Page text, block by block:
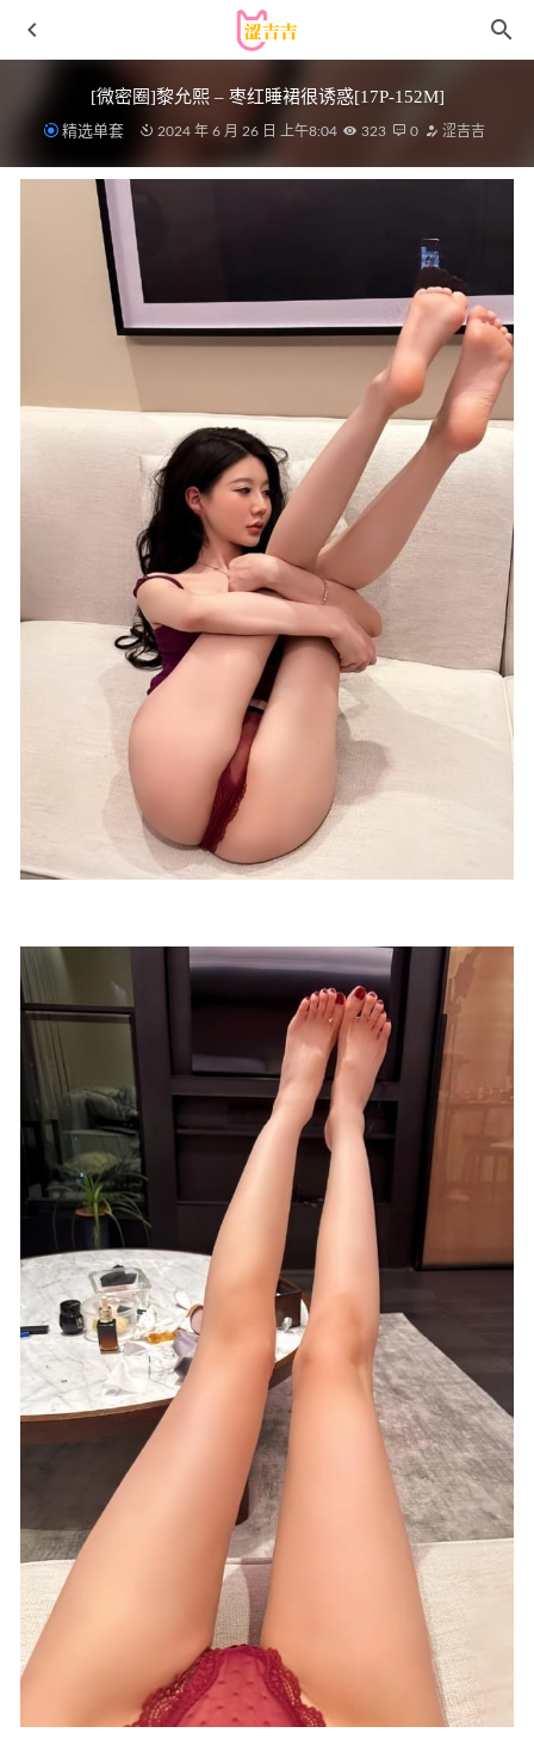
[微密圈]黎允熙 – 枣红睡裙很诱惑[17P-152M]
精选单套 2024 年 6 月 26 日 上午8:04 323 0 涩吉吉
秀人网 – 2020.03.03 No.2024 杨晨晨sugar[69+1P258M]
抱走莫子AA – NO.51 喜多川泳装[44P8V-1.23GB] 2022-08-
星之迟迟 – NO.285 2025年10月计划F 碧蓝航线 信浓 兔女郎
2026-05-01
[YALAYI雅拉伊]2022.09.15 NO.974 告白 程小蝶[45+1P／
2023-07-03
秀人网 – 2020.02.27 No.2010 李梓熙[51+1P131M]
07